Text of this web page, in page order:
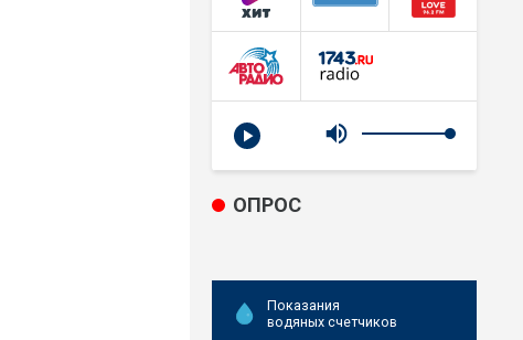
ОПРОС
Показания
водяных счетчиков